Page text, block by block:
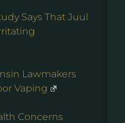
Says That Juul
Lawmakers
Vaping
Concerns